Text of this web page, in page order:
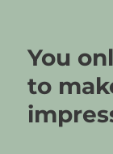
You
to